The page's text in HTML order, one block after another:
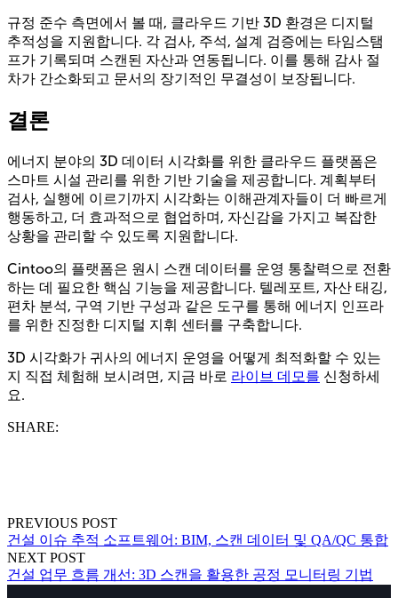
규정 준수 측면에서 볼 때, 클라우드 기반 3D 환경은 디지털
추적성을 지원합니다. 각 검사, 주석, 설계 검증에는 타임스탬
프가 기록되며 스캔된 자산과 연동됩니다. 이를 통해 감사 절
차가 간소화되고 문서의 장기적인 무결성이 보장됩니다.
결론
에너지 분야의 3D 데이터 시각화를 위한 클라우드 플랫폼은
스마트 시설 관리를 위한 기반 기술을 제공합니다. 계획부터
검사, 실행에 이르기까지 시각화는 이해관계자들이 더 빠르게
행동하고, 더 효과적으로 협업하며, 자신감을 가지고 복잡한
상황을 관리할 수 있도록 지원합니다.
Cintoo의 플랫폼은 원시 스캔 데이터를 운영 통찰력으로 전환
하는 데 필요한 핵심 기능을 제공합니다. 텔레포트, 자산 태깅,
편차 분석, 구역 기반 구성과 같은 도구를 통해 에너지 인프라
를 위한 진정한 디지털 지휘 센터를 구축합니다.
3D 시각화가 귀사의 에너지 운영을 어떻게 최적화할 수 있는
지 직접 체험해 보시려면, 지금 바로 라이브 데모를 신청하세
요.
SHARE:
PREVIOUS POST
건설 이슈 추적 소프트웨어: BIM, 스캔 데이터 및 QA/QC 통합
NEXT POST
건설 업무 흐름 개선: 3D 스캔을 활용한 공정 모니터링 기법